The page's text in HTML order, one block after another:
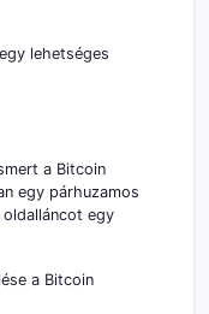
lehetséges
a Bitcoin
egy párhuzamos
egy
a Bitcoin